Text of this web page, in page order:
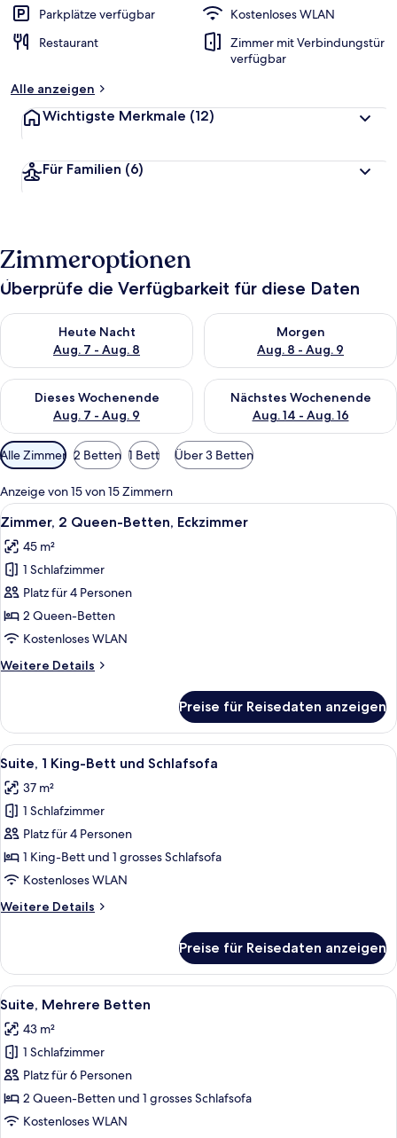
Parkplätze verfügbar
Kostenloses WLAN
Restaurant
Zimmer mit Verbindungstür
verfügbar
Alle anzeigen
Wichtigste Merkmale (12)
Für Familien (6)
Zimmeroptionen
Überprüfe die Verfügbarkeit für diese Daten
Heute Nacht
Aug. 7 - Aug. 8
Überprüfe die Verfügbarkeit für heute Nacht, Aug. 7 - Aug. 8.
Morgen
Aug. 8 - Aug. 9
Überprüfe die Verfügbarkeit
Dieses Wochenende
Aug. 7 - Aug. 9
Überprüfe die Verfügbarkeit für dieses Wochenende, Aug. 7
Nächstes Wochenende
Aug. 14 - Aug. 16
Überprüfe die Verfügbarkeit
Verfügbare
Filter
für
Zimmer
Alle Zimmer 2 Betten 1 Bett Über 3 Betten
Anzeige von 15 von 15 Zimmern
Alle
Fotos
für
Zimmer,
2 Queen-
Betten,
Eckzimmer
Ein Hotelzimmer mit zwei Betten,
5
Zimmer, 2 Queen-Betten, Eckzimmer
45 m²
1 Schlafzimmer
Platz für 4 Personen
2 Queen-Betten
Kostenloses WLAN
Weitere Details
Weitere
2 Queen-
Betten,
Eckzimmer
Preise für Reisedaten anzeigen
Alle
Fotos
für
Suite,
1 King-
Bett
und
anzeigen
Ein Hotelzimmer mit
6
Suite, 1 King-Bett und Schlafsofa
37 m²
1 Schlafzimmer
Platz für 4 Personen
1 King-Bett und 1 grosses Schlafsofa
Kostenloses WLAN
Weitere Details
Weitere
1 King-
Bett
und
Preise für Reisedaten anzeigen
Alle
Fotos
für
Suite,
Mehrere
Betten
anzeigen
Ein Hotelzimmer mit
6
Suite, Mehrere Betten
43 m²
1 Schlafzimmer
Platz für 6 Personen
2 Queen-Betten und 1 grosses Schlafsofa
Kostenloses WLAN